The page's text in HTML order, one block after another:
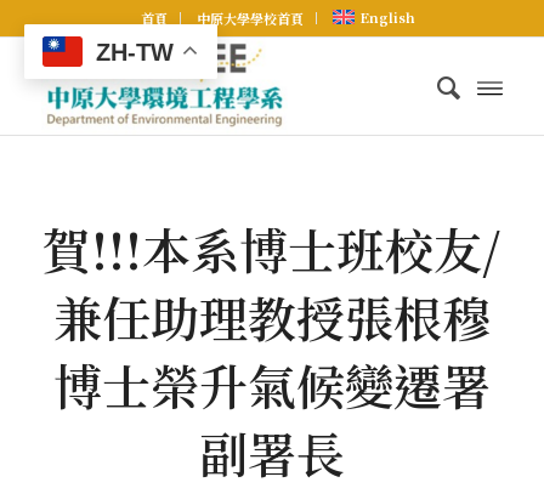
首頁 中原大學學校首頁 English
賀!!!本系博士班校友/
兼任助理教授張根穆
博士榮升氣候變遷署
副署長
ZH-TW